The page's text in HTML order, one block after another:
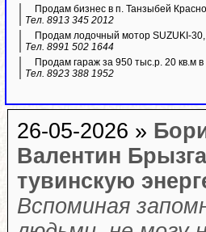
Продам бизнес в п. Танзыбей
Тел. 8913 345 2012
Продам лодочный мотор SUZUKI-
Тел. 8991 502 1644
Продам гараж за 950 тыс.р. 20 кв.м
Тел. 8923 388 1952
26-05-2026 »
Валентин
тувинскую
Вспоминая